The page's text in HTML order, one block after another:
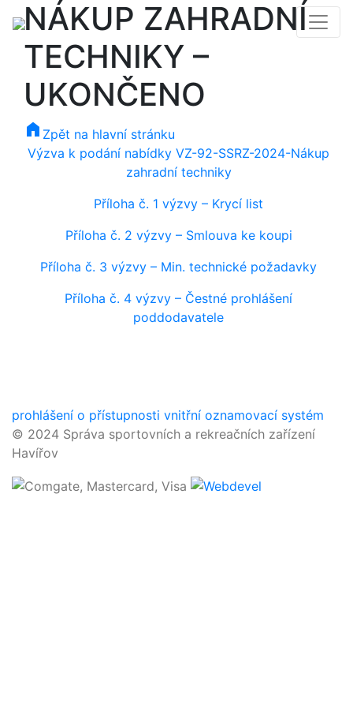
NÁKUP ZAHRADNÍ
TECHNIKY –
UKONČENO
home Zpět na hlavní stránku
Výzva k podání nabídky VZ-92-SSRZ-2024-Nákup
zahradní techniky
Příloha č. 1 výzvy – Krycí list
Příloha č. 2 výzvy – Smlouva ke koupi
Příloha č. 3 výzvy – Min. technické požadavky
Příloha č. 4 výzvy – Čestné prohlášení
poddodavatele
prohlášení o přístupnosti vnitřní oznamovací systém
© 2024 Správa sportovních a rekreačních zařízení
Havířov